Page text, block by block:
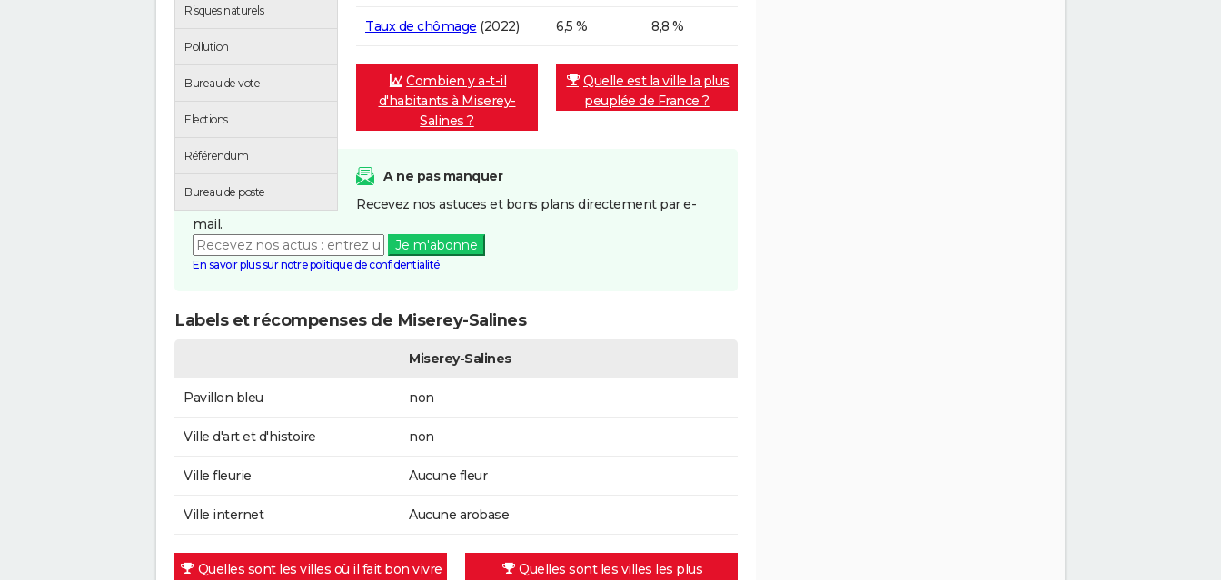
Risques naturels
Pollution
Bureau de vote
Elections
Référendum
Bureau de poste
Taux de chômage (2022) 6,5 % 8,8 %
Combien y a-t-il
d'habitants à Miserey-
Salines ?
Quelle est la ville la plus
peuplée de France ?
A ne pas manquer
Recevez nos astuces et bons plans directement par e-
mail.
Je m'abonne
En savoir plus sur notre politique de confidentialité
Labels et récompenses de Miserey-Salines
Miserey-Salines
Pavillon bleu non
Ville d'art et d'histoire non
Ville fleurie Aucune fleur
Ville internet Aucune arobase
Quelles sont les villes où il fait bon vivre
Quelles sont les villes les plus